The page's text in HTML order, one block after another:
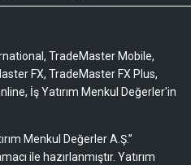
TradeMaster Mobile,
FX, TradeMaster FX Plus,
İş Yatırım Menkul Değerler'in
Menkul Değerler A.Ş.”
ile hazırlanmıştır. Yatırım